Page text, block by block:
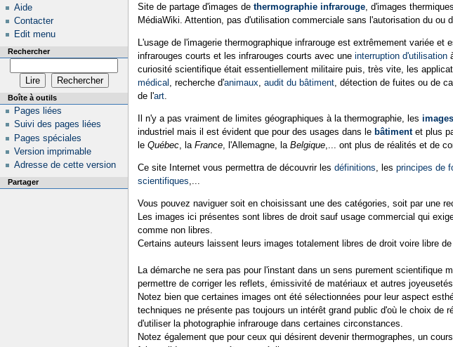
Site de partage d'images de thermographie infrarouge, d'images
MédiaWiki. Attention, pas d'utilisation commerciale sans l'autorisation du ou
L'usage de l'imagerie thermographique infrarouge est extrêmement variée
infrarouges courts et les infrarouges courts avec une interruption d'utilisation
curiosité scientifique était essentiellement militaire puis, très vite, les
médical , recherche d'animaux, audit du bâtiment, détection de fuites ou de
de l'art.
Il n'y a pas vraiment de limites géographiques à la thermographie, les
industriel mais il est évident que pour des usages dans le bâtimentet plus
le Québec, la France, l'Allemagne, la Belgique,... ont plus de réalités et de
Ce site Internet vous permettra de découvrir les définitions, les principes de
scientifiques,...
Vous pouvez naviguer soit en choisissant une des catégories, soit par une
Les images ici présentes sont libres de droit sauf usage commercial qui
comme non libres.
Certains auteurs laissent leurs images totalement libres de droit voire libre
La démarche ne sera pas pour l'instant dans un sens purement scientifique
permettre de corriger les reflets, émissivité de matériaux et autres
Notez bien que certaines images ont été sélectionnées pour leur aspect
techniques ne présente pas toujours un intérêt grand public d'où le choix de
d'utiliser la photographie infrarouge dans certaines circonstances.
Notez également que pour ceux qui désirent devenir thermographes, un
Aide
Contacter
Edit menu
Rechercher
Boîte à outils
Pages liées
Suivi des pages liées
Pages spéciales
Version imprimable
Adresse de cette version
Partager